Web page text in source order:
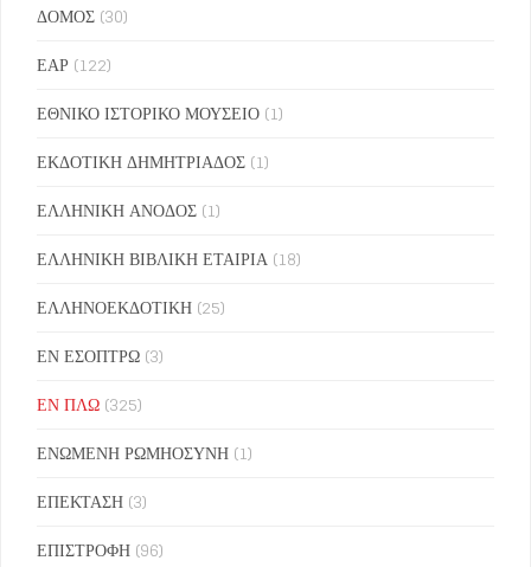
ΔΟΜΟΣ (30)
ΕΑΡ (122)
ΕΘΝΙΚΟ ΙΣΤΟΡΙΚΟ ΜΟΥΣΕΙΟ (1)
ΕΚΔΟΤΙΚΗ ΔΗΜΗΤΡΙΑΔΟΣ (1)
ΕΛΛΗΝΙΚΗ ΑΝΟΔΟΣ (1)
ΕΛΛΗΝΙΚΗ ΒΙΒΛΙΚΗ ΕΤΑΙΡΙΑ (18)
ΕΛΛΗΝΟΕΚΔΟΤΙΚΗ (25)
ΕΝ ΕΣΟΠΤΡΩ (3)
ΕΝ ΠΛΩ (325)
ΕΝΩΜΕΝΗ ΡΩΜΗΟΣΥΝΗ (1)
ΕΠΕΚΤΑΣΗ (3)
ΕΠΙΣΤΡΟΦΗ (96)